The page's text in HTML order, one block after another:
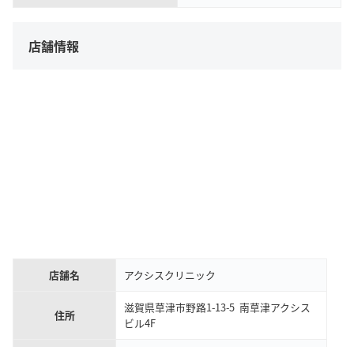
店舗情報
店舗名 アクシスクリニック
住所
滋賀県草津市野路1-13-5 南草津アクシス
ビル4F